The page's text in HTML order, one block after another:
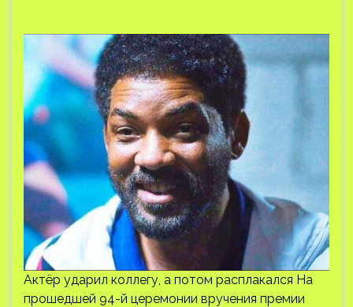
Актёр ударил коллегу, а потом расплакался На
прошедшей 94-й церемонии вручения премии